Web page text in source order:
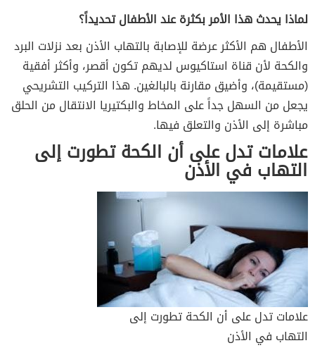
لماذا يحدث هذا الأمر بكثرة عند الأطفال تحديداً؟
الأطفال هم الأكثر عرضة للإصابة بالتهاب الأذن بعد نزلات البرد
والكحة لأن قناة استاكيوس لديهم تكون أقصر، وأكثر أفقية
(مستقيمة)، وأضيق مقارنة بالبالغين. هذا التركيب التشريحي
يجعل من السهل جداً على المخاط والبكتيريا الانتقال من الحلق
مباشرة إلى الأذن والتعلق فيها.
علامات تدل على أن الكحة تطورت إلى
التهاب في الأذن
علامات تدل على أن الكحة تطورت إلى
التهاب في الأذن